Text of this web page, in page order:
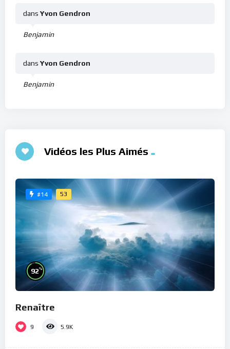
Benjamin
dans Yvon Gendron
Benjamin
dans Yvon Gendron
Vidéos les Plus Aimés
#14 53
92%
Renaître
9 5.9K